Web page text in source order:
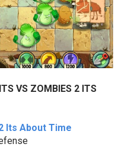
VS ZOMBIES 2 ITS
Its About Time